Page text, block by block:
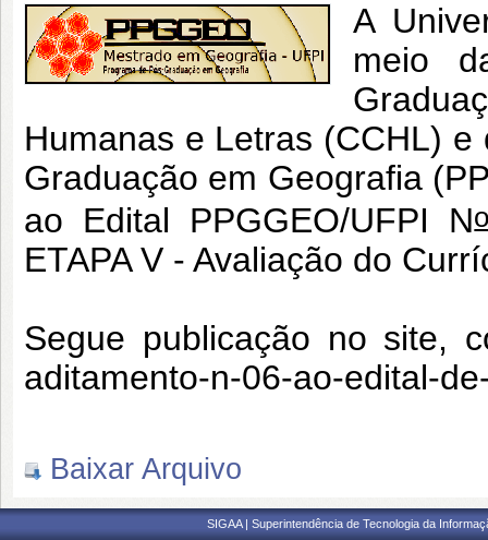
A
meio
Humanas e Letras (CCHL)
Graduação em Geografia
ao Edital PPGGEO/UFPI N
ETAPA V - Avaliação do
Segue publicação no site,
aditamento-n-06-ao-edital-
Baixar Arquivo
SIGAA | Superintendência de Tecnologia da